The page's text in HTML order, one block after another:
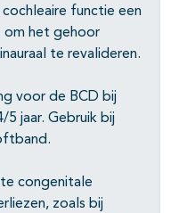
functie een
om het gehoor
te revalideren.
voor de BCD bij
5 jaar. Gebruik bij
congenitale
zoals bij